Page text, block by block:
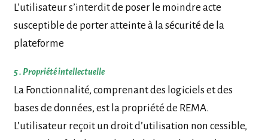
L’utilisateur s’interdit de poser le moindre acte
susceptible de porter atteinte à la sécurité de la
plateforme
5 . Propriété intellectuelle
La Fonctionnalité, comprenant des logiciels et des
bases de données, est la propriété de REMA.
L’utilisateur reçoit un droit d’utilisation non cessible,